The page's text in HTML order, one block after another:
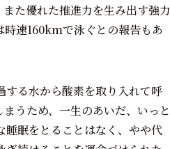
た優れた推進力を生み出す強力
速160kmで泳ぐとの報告もあ
する水から酸素を取り入れて呼
うため、一生のあいだ、いっと
睡眠をとることはなく、やや代